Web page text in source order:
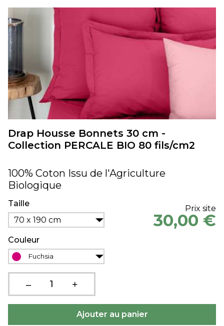
Drap Housse Bonnets 30 cm -
Collection PERCALE BIO 80 fils/cm2
100% Coton Issu de l'Agriculture
Biologique
Taille
70 x 190 cm
Couleur
Fuchsia
Prix site
30,00 €